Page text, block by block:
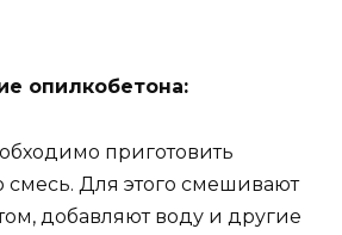
опилкобетона:
приготовить
смесь. Для этого смешивают
добавляют воду и другие